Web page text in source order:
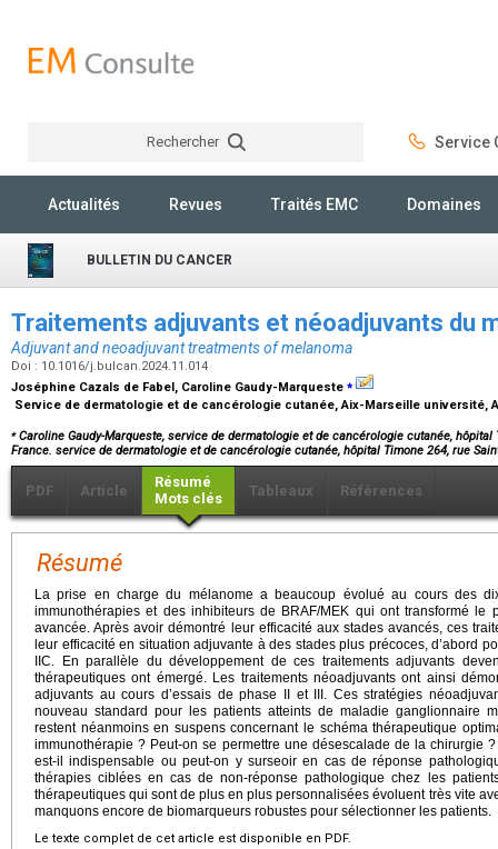
Rechercher Service
Actualités Revues Traités EMC Domaines
BULLETIN DU CANCER
Traitements adjuvants et néoadjuvants du
Adjuvant and neoadjuvant treatments of melanoma
Doi : 10.1016/j.bulcan.2024.11.014
Joséphine Cazals de Fabel, Caroline Gaudy-Marqueste ⁎
Service de dermatologie et de cancérologie cutanée, Aix-Marseille université,
⁎Caroline Gaudy-Marqueste, service de dermatologie et de cancérologie cutanée, hôpital
France. service de dermatologie et de cancérologie cutanée, hôpital Timone 264, rue
PDF Article
Résumé
Mots clés
Tableaux Références
Résumé
La prise en charge du mélanome a beaucoup évolué au cours des
immunothérapies et des inhibiteurs de BRAF/MEK qui ont transformé le
avancée. Après avoir démontré leur efficacité aux stades avancés, ces
leur efficacité en situation adjuvante à des stades plus précoces, d’abord
IIC. En parallèle du développement de ces traitements adjuvants
thérapeutiques ont émergé. Les traitements néoadjuvants ont ainsi
adjuvants au cours d’essais de phase II et III. Ces stratégies
nouveau standard pour les patients atteints de maladie ganglionnaire
restent néanmoins en suspens concernant le schéma thérapeutique
immunothérapie ? Peut-on se permettre une désescalade de la chirurgie
est-il indispensable ou peut-on y surseoir en cas de réponse
thérapies ciblées en cas de non-réponse pathologique chez les
thérapeutiques qui sont de plus en plus personnalisées évoluent très vite
manquons encore de biomarqueurs robustes pour sélectionner les patients.
Le texte complet de cet article est disponible en PDF.